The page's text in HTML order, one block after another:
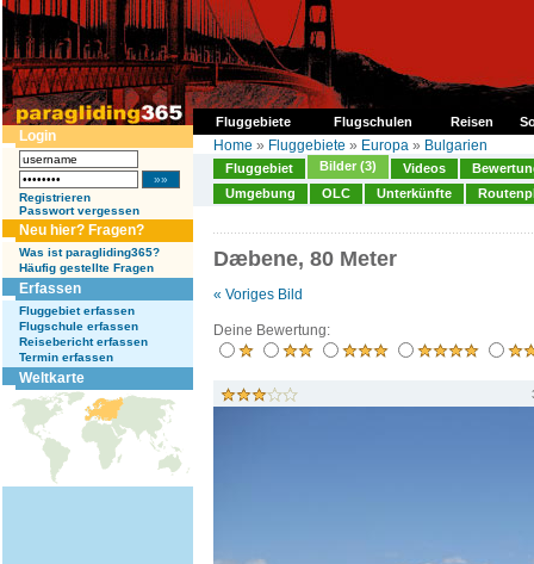
Fluggebiete Flugschulen Reisen
Login
Registrieren
Passwort vergessen
Neu hier? Fragen?
Was ist paragliding365?
Häufig gestellte Fragen
Erfassen
Fluggebiet erfassen
Flugschule erfassen
Reisebericht erfassen
Termin erfassen
Weltkarte
Home » Fluggebiete » Europa » Bulgarien
Fluggebiet Bilder (3) Videos
Umgebung
OLC Unterkünfte
Dæbene, 80 Meter
« Voriges Bild
Deine Bewertung: